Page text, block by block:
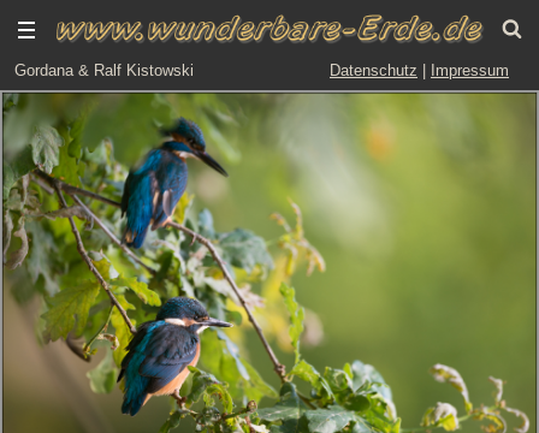
Gordana & Ralf Kistowski Datenschutz Impressum